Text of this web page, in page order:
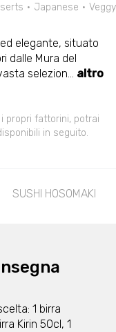
Japanese
Veggy
elegante, situato
dalle Mura del
selezion... altro
propri fattorini, potrai
in seguito.
SUSHI HOSOMAKI
1 birra
Kirin 50cl, 1